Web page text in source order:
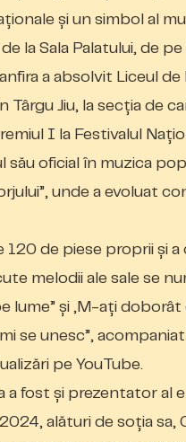
și un simbol al
la Sala Palatului, de
a absolvit Liceul
Târgu Jiu, la secția de
I la Festivalul
său oficial în muzica
unde a evoluat
120 de piese proprii și
melodii ale sale se
lume” și „M-ați
se unesc”,
pe YouTube.
a fost și prezentator al
alături de soția sa,